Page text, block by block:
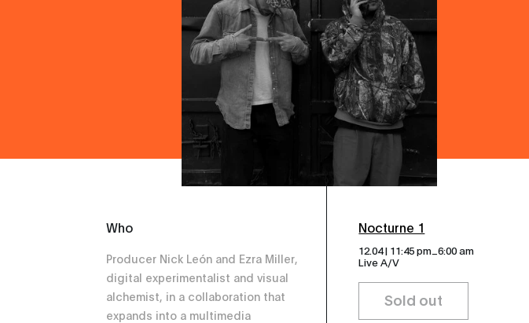
Who
Producer Nick León and Ezra Miller,
digital experimentalist and visual
alchemist, in a collaboration that
expands into a multimedia
Nocturne 1
12.04 | 11:45 pm _6:00 am
Live A/V
Sold out